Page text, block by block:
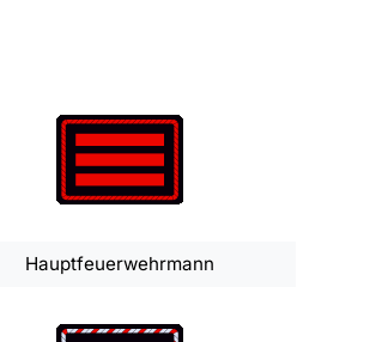
Hauptfeuerwehrmann